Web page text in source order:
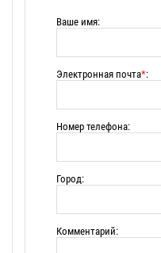
Ваше имя:
Электронная почта*:
Номер телефона:
Город:
Комментарий: